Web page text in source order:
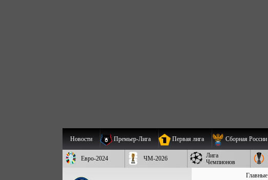
Новости Премьер-Лига Первая лига Сборная России
Евро-2024 ЧМ-2026
Лига
Чемпионов
Главные